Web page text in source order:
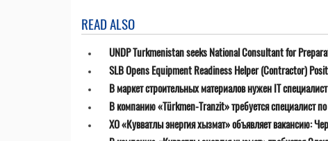
READ ALSO
UNDP Turkmenistan seeks National Consultant for
SLB Opens Equipment Readiness Helper (Contractor)
В маркет строительных материалов нужен IT специалист
В компанию «Türkmen-Tranzit» требуется специалист
ХО «Кувватлы энергия хызмат» объявляет вакансию: